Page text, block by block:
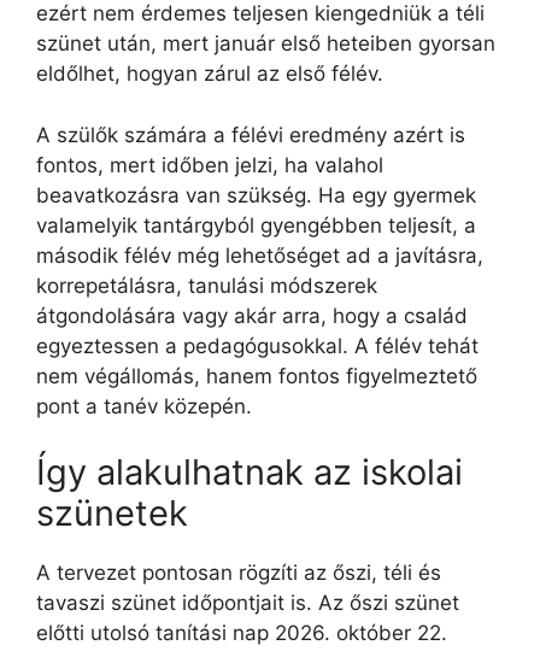
ezért nem érdemes teljesen kiengedniük a téli
szünet után, mert január első heteiben gyorsan
eldőlhet, hogyan zárul az első félév.
A szülők számára a félévi eredmény azért is
fontos, mert időben jelzi, ha valahol
beavatkozásra van szükség. Ha egy gyermek
valamelyik tantárgyból gyengébben teljesít, a
második félév még lehetőséget ad a javításra,
korrepetálásra, tanulási módszerek
átgondolására vagy akár arra, hogy a család
egyeztessen a pedagógusokkal. A félév tehát
nem végállomás, hanem fontos figyelmeztető
pont a tanév közepén.
Így alakulhatnak az iskolai
szünetek
A tervezet pontosan rögzíti az őszi, téli és
tavaszi szünet időpontjait is. Az őszi szünet
előtti utolsó tanítási nap 2026. október 22.